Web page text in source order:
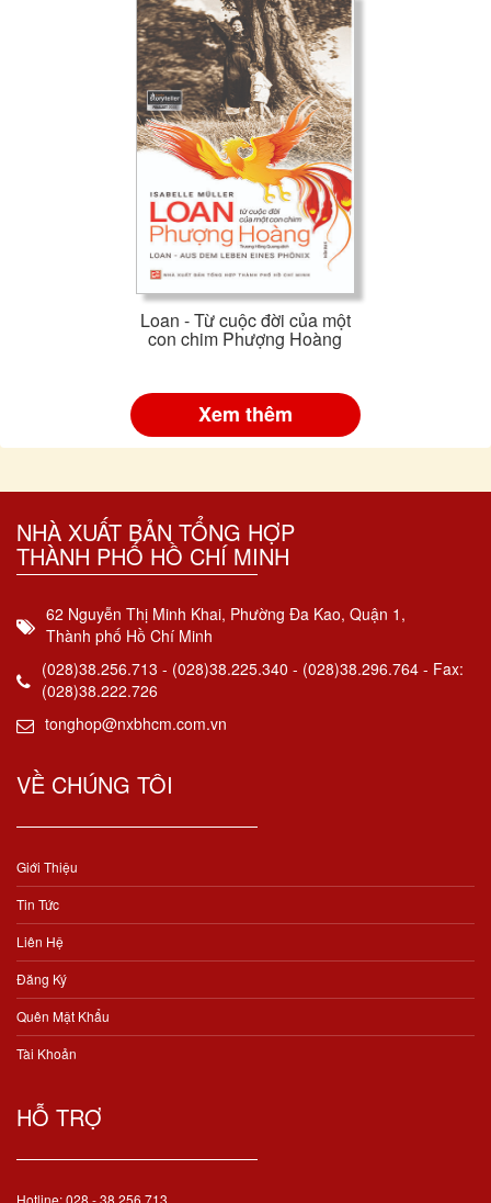
Loan - Từ cuộc đời của một
con chim Phượng Hoàng
Xem thêm
NHÀ XUẤT BẢN TỔNG HỢP
THÀNH PHỐ HỒ CHÍ MINH
62 Nguyễn Thị Minh Khai, Phường Đa Kao, Quận 1,
Thành phố Hồ Chí Minh
(028)38.256.713 - (028)38.225.340 - (028)38.296.764 - Fax:
(028)38.222.726
tonghop@nxbhcm.com.vn
VỀ CHÚNG TÔI
Giới Thiệu
Tin Tức
Liên Hệ
Đăng Ký
Quên Mật Khẩu
Tài Khoản
HỖ TRỢ
Hotline: 028 - 38 256 713